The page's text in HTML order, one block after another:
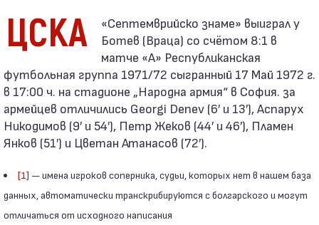
ЦСКА
Ботев (Враца) со счётом 8:1 в
матче «А» Республиканская
футбольная группа 1971/72 сыгранный 17 Май 1972 г.
в 17:00 ч. на стадионе „Народна армия“ в София. за
армейцев отличились Georgi Denev (6′ и 13′), Аспарух
Никодимов (9′ и 54′), Петр Жеков (44′ и 46′), Пламен
Янков (51′) и Цветан Атанасов (72′).
[1] — имена игроков соперника, судьи, которых нет в нашем база
данных, автоматически транскрибируются с болгарского и могут
отличаться от исходного написания